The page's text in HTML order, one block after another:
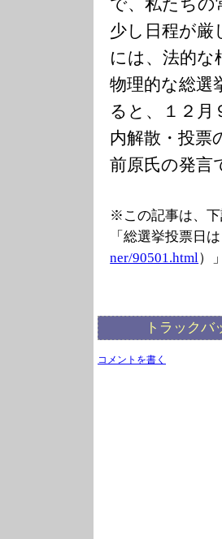
少し日程が厳
には、法的な
物理的な総選
ると、１２月
内解散・投票
前原氏の発言
※この記事は、下
「総選挙投票日
ner/90501.html ）」
トラックバ
コメントを書く